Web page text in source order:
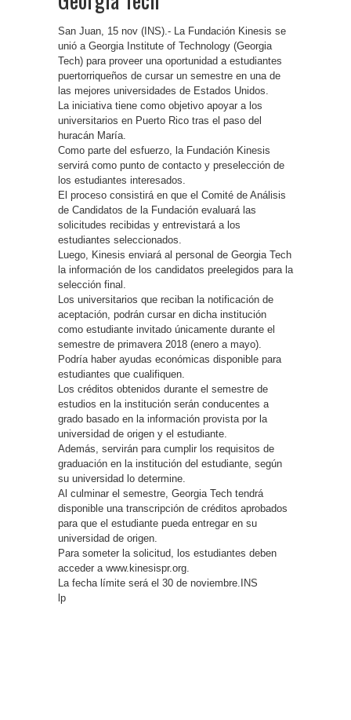
San Juan, 15 nov (INS).- La Fundación Kinesis se
unió a Georgia Institute of Technology (Georgia
Tech) para proveer una oportunidad a estudiantes
puertorriqueños de cursar un semestre en una de
las mejores universidades de Estados Unidos.
La iniciativa tiene como objetivo apoyar a los
universitarios en Puerto Rico tras el paso del
huracán María.
Como parte del esfuerzo, la Fundación Kinesis
servirá como punto de contacto y preselección de
los estudiantes interesados.
El proceso consistirá en que el Comité de Análisis
de Candidatos de la Fundación evaluará las
solicitudes recibidas y entrevistará a los
estudiantes seleccionados.
Luego, Kinesis enviará al personal de Georgia Tech
la información de los candidatos preelegidos para la
selección final.
Los universitarios que reciban la notificación de
aceptación, podrán cursar en dicha institución
como estudiante invitado únicamente durante el
semestre de primavera 2018 (enero a mayo).
Podría haber ayudas económicas disponible para
estudiantes que cualifiquen.
Los créditos obtenidos durante el semestre de
estudios en la institución serán conducentes a
grado basado en la información provista por la
universidad de origen y el estudiante.
Además, servirán para cumplir los requisitos de
graduación en la institución del estudiante, según
su universidad lo determine.
Al culminar el semestre, Georgia Tech tendrá
disponible una transcripción de créditos aprobados
para que el estudiante pueda entregar en su
universidad de origen.
Para someter la solicitud, los estudiantes deben
acceder a www.kinesispr.org.
La fecha límite será el 30 de noviembre.INS
lp